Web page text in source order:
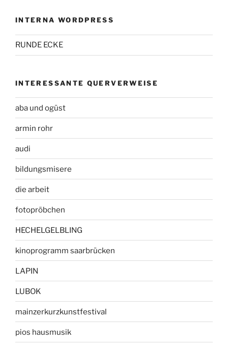
INTERNA WORDPRESS
RUNDE ECKE
INTERESSANTE QUERVERWEISE
aba und ogüst
armin rohr
audi
bildungsmisere
die arbeit
fotopröbchen
HECHELGELBLING
kinoprogramm saarbrücken
LAPIN
LUBOK
mainzerkurzkunstfestival
pios hausmusik